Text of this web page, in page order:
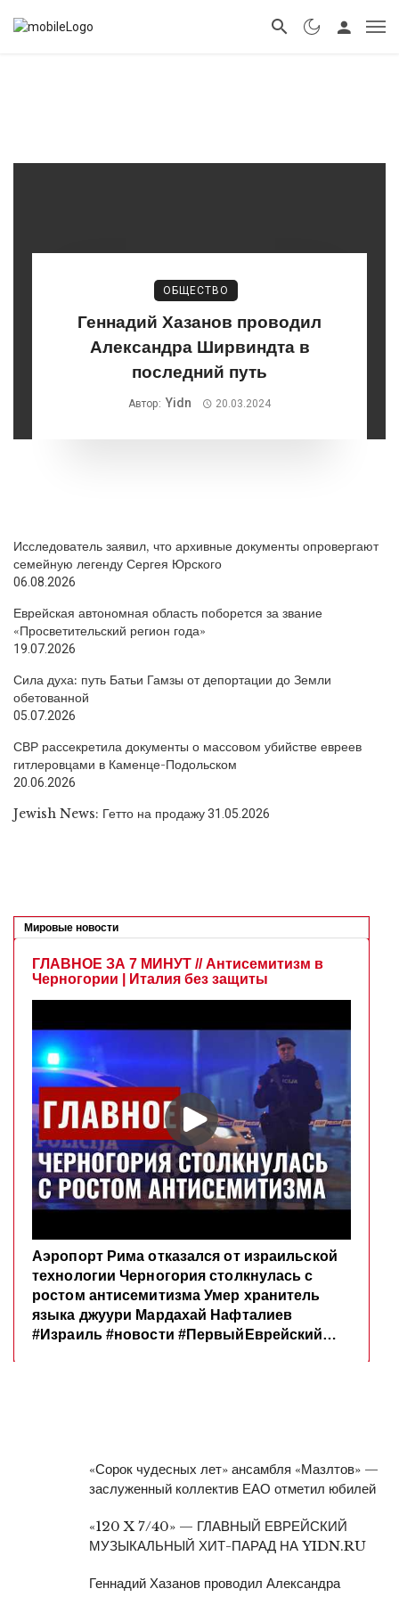
ОБЩЕСТВО
Геннадий Хазанов проводил
Александра Ширвиндта в
последний путь
Автор: Yidn 20.03.2024
Исследователь заявил, что архивные документы опровергают
семейную легенду Сергея Юрского
06.08.2026
Еврейская автономная область поборется за звание
«Просветительский регион года»
19.07.2026
Сила духа: путь Батьи Гамзы от депортации до Земли
обетованной
05.07.2026
СВР рассекретила документы о массовом убийстве евреев
гитлеровцами в Каменце-Подольском
20.06.2026
Jewish News: Гетто на продажу31.05.2026
«Сорок чудесных лет» ансамбля «Мазлтов» —
заслуженный коллектив ЕАО отметил юбилей
«120 X 7/40» — ГЛАВНЫЙ ЕВРЕЙСКИЙ
МУЗЫКАЛЬНЫЙ ХИТ-ПАРАД НА YIDN.RU
Геннадий Хазанов проводил Александра